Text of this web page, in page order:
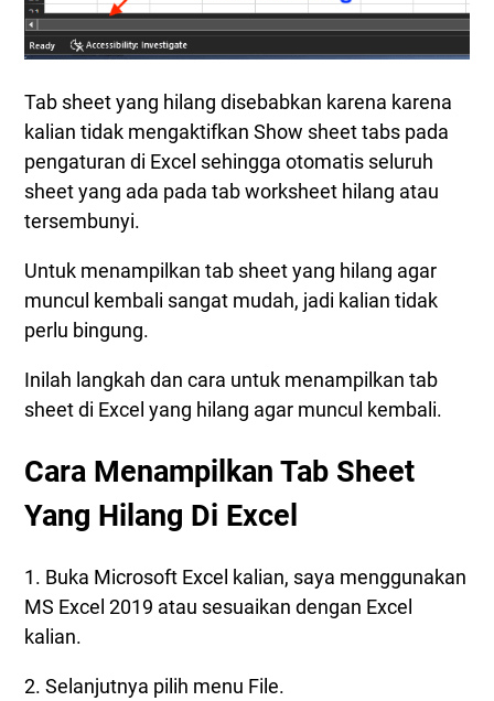
Tab sheet yang hilang disebabkan karena karena
kalian tidak mengaktifkan Show sheet tabs pada
pengaturan di Excel sehingga otomatis seluruh
sheet yang ada pada tab worksheet hilang atau
tersembunyi.
Untuk menampilkan tab sheet yang hilang agar
muncul kembali sangat mudah, jadi kalian tidak
perlu bingung.
Inilah langkah dan cara untuk menampilkan tab
sheet di Excel yang hilang agar muncul kembali.
Cara Menampilkan Tab Sheet
Yang Hilang Di Excel
1. Buka Microsoft Excel kalian, saya menggunakan
MS Excel 2019 atau sesuaikan dengan Excel
kalian.
2. Selanjutnya pilih menu File.